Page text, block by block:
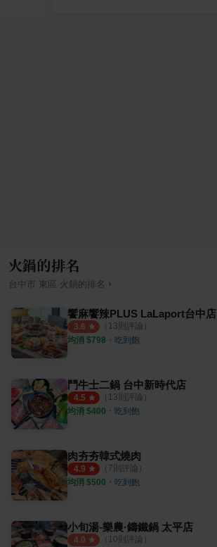
火鍋的排名
台中市 東區 火鍋的排名 ›
饗麻饗辣PLUS LaLaport台中店
3.6 （ 13則評論）
均消 $798 ・ 吃到飽
鬥牛士二鍋 台中新時代店
4.5 （ 13則評論）
均消 $400 ・ 吃到飽
肉夯夯韓式燒肉
4.9 （ 7則評論）
均消 $500 ・ 吃到飽
小旬湯-樂農·鑄鐵鍋 太平店
4.0 （ 10則評論）